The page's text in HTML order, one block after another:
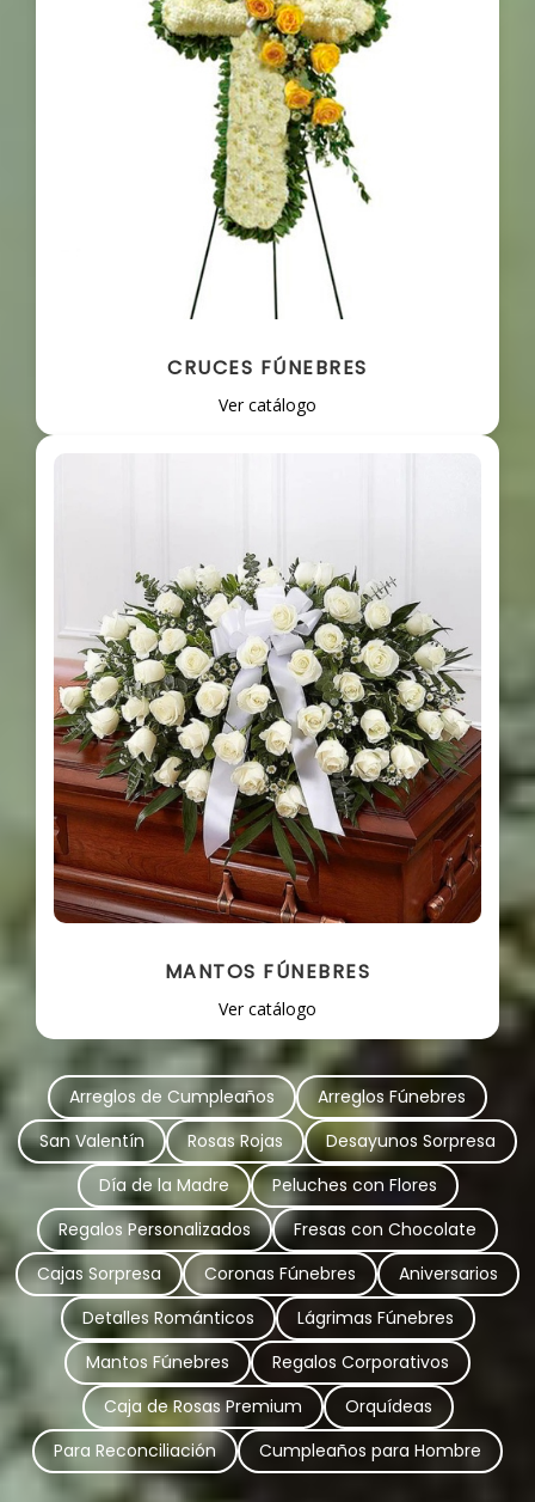
CRUCES FÚNEBRES
Ver catálogo
MANTOS FÚNEBRES
Ver catálogo
Arreglos de Cumpleaños
Arreglos Fúnebres
San Valentín
Rosas Rojas
Desayunos Sorpresa
Día de la Madre
Peluches con Flores
Regalos Personalizados
Fresas con Chocolate
Cajas Sorpresa
Coronas Fúnebres
Aniversarios
Detalles Románticos
Lágrimas Fúnebres
Mantos Fúnebres
Regalos Corporativos
Caja de Rosas Premium
Orquídeas
Para Reconciliación
Cumpleaños para Hombre